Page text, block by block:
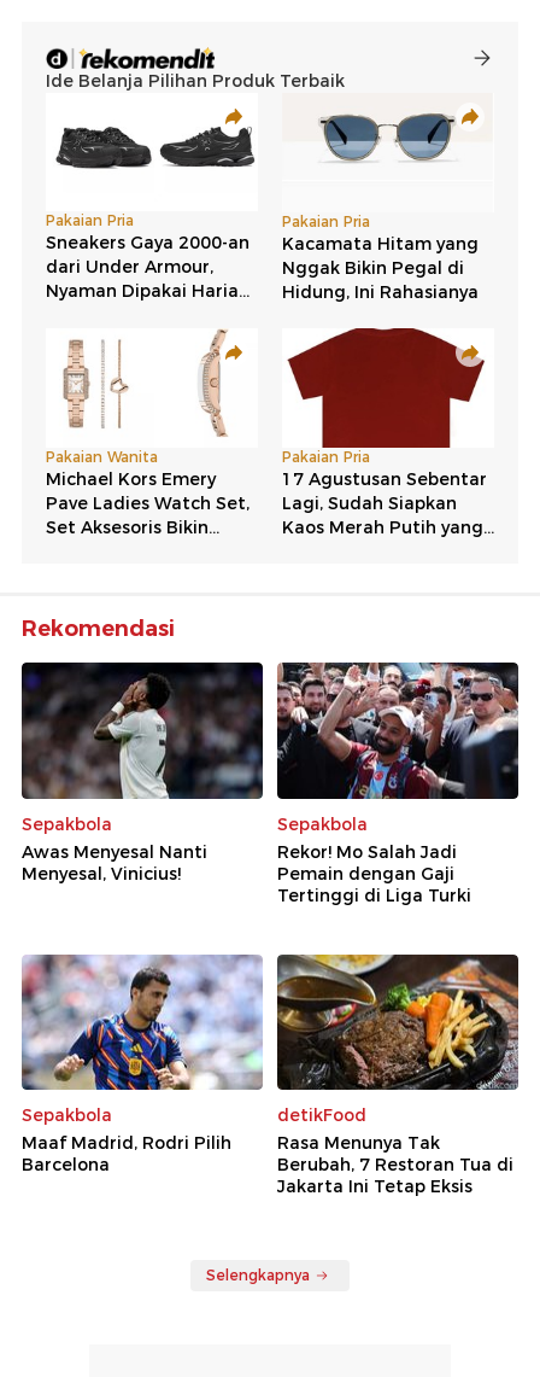
Rekomendasi
Sepakbola
Awas Menyesal Nanti
Menyesal, Vinicius!
Sepakbola
Rekor! Mo Salah Jadi
Pemain dengan Gaji
Tertinggi di Liga Turki
Sepakbola
Maaf Madrid, Rodri Pilih
Barcelona
detikFood
Rasa Menunya Tak
Berubah, 7 Restoran Tua di
Jakarta Ini Tetap Eksis
Selengkapnya